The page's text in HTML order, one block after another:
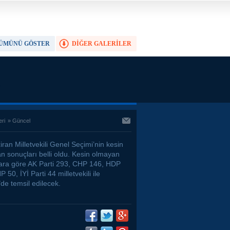
DİĞER GALERİLER
GÖSTER
» Güncel
Milletvekili Genel Seçimi’nin kesin
sonuçları belli oldu. Kesin olmayan
göre AK Parti 293, CHP 146, HDP
50, İYİ Parti 44 milletvekili ile
temsil edilecek.